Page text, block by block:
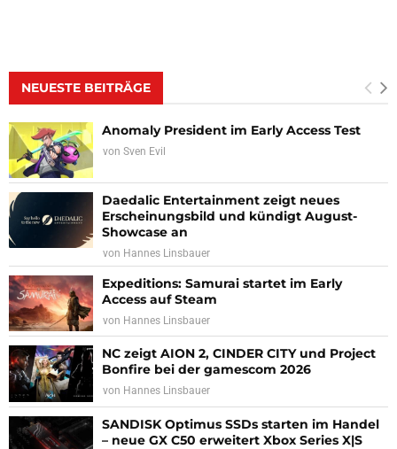
NEUESTE BEITRÄGE
Anomaly President im Early Access Test
von Sven Evil
Daedalic Entertainment zeigt neues
Erscheinungsbild und kündigt August-
Showcase an
von Hannes Linsbauer
Expeditions: Samurai startet im Early
Access auf Steam
von Hannes Linsbauer
NC zeigt AION 2, CINDER CITY und Project
Bonfire bei der gamescom 2026
von Hannes Linsbauer
SANDISK Optimus SSDs starten im Handel
– neue GX C50 erweitert Xbox Series X|S